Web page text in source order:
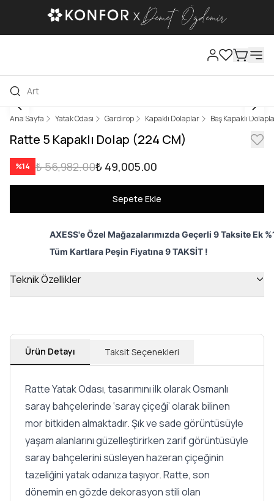
Ana Sayfa Yatak Odası Gardırop Kapaklı Dolaplar Beş Kapaklı
Ratte 5 Kapaklı Dolap (224 CM)
%14 ₺ 56,982.00₺ 49,005.00
Sepete Ekle
AXESS'e Özel Mağazalarımızda Geçerli 9 Taksite Ek
Tüm Kartlara Peşin Fiyatına 9 TAKSİT !
Teknik Özellikler
Ürün Detayı Taksit Seçenekleri
Ratte Yatak Odası, tasarımını ilk olarak Osmanlı
saray bahçelerinde ‘saray çiçeği’ olarak bilinen
mor bitkiden almaktadır. Şık ve sade görüntüsüyle
yaşam alanlarını güzelleştirirken zarif görüntüsüyle
saray bahçelerini süsleyen hazeran çiçeğinin
tazeliğini yatak odanıza taşıyor. Ratte, son
dönemin en gözde dekorasyon stili olan